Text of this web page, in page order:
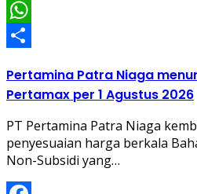
Twitter
WhatsApp
Pertamina Patra Niaga
Pertamax per 1 Agustus 2026
PT Pertamina Patra Niaga
penyesuaian harga berkala
Non-Subsidi yang…